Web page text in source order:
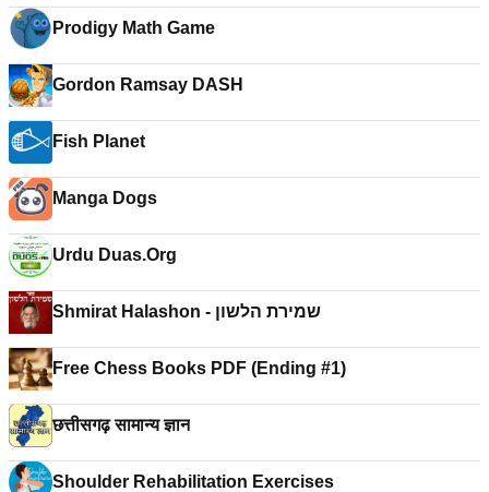
Prodigy Math Game
Gordon Ramsay DASH
Fish Planet
Manga Dogs
Urdu Duas.Org
Shmirat Halashon - שמירת הלשון
Free Chess Books PDF (Ending #1)
छत्तीसगढ़ सामान्य ज्ञान
Shoulder Rehabilitation Exercises